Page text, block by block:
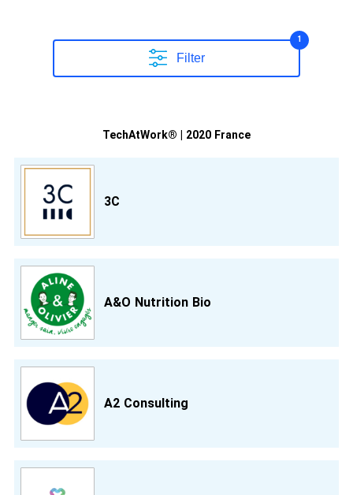
Filter
1
TechAtWork® | 2020 France
3C
A&O Nutrition Bio
A2 Consulting